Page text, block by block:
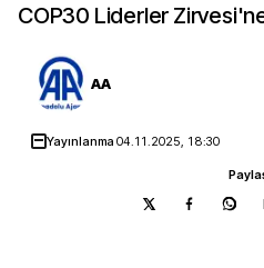
COP30 Liderler
AA
Yayınlanma04.11.2025, 18:30